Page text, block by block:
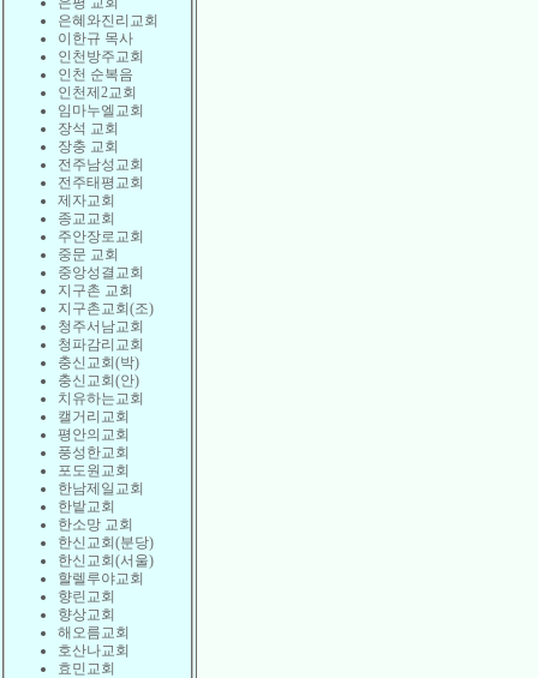
은혜와진리교회
이한규 목사
인천방주교회
인천 순복음
인천제2교회
임마누엘교회
장석 교회
장충 교회
전주남성교회
전주태평교회
제자교회
종교교회
주안장로교회
중문 교회
중앙성결교회
지구촌 교회
지구촌교회(조)
청주서남교회
청파감리교회
충신교회(박)
충신교회(안)
치유하는교회
캘거리교회
평안의교회
풍성한교회
포도원교회
한남제일교회
한밭교회
한소망 교회
한신교회(분당)
한신교회(서울)
할렐루야교회
향린교회
향상교회
해오름교회
호산나교회
효민교회